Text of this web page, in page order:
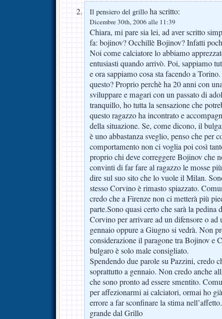
Il pensiero del grillo ha scritto:
Dicembre 30th, 2006 alle 11:39
Chiara, mi pare sia lei, ad aver scritto
fa: bojinov? Occhillè Bojinov? Infatti
Noi come calciatore lo abbiamo
entusiasti quando arrivò. Poi, sappiamo
e ora sappiamo cosa sta facendo a
questo? Proprio perchè ha 20 anni con
sviluppare e magari con un passato di
tranquillo, ho tutta la sensazione che
questo ragazzo ha incontrato e
della situazione. Se, come dicono, il
è uno abbastanza sveglio, penso che per
comportamento non ci voglia poi così
proprio chi deve correggere Bojinov che
convinti di far fare al ragazzo le mosse
dire sul suo sito che lo vuole il Milan.
stesso Corvino è rimasto spiazzato.
credo che a Firenze non ci metterà più
parte.Sono quasi certo che sarà la
Corvino per arrivare ad un difensore o ad
gennaio oppure a Giugno si vedrà. Non
considerazione il paragone tra Bojinov e
bulgaro è solo male consigliato.
Spendendo due parole su Pazzini, credo
soprattutto a gennaio. Non credo anche
che sono pronto ad essere smentito.
per affezionarmi ai calciatori, ormai ho
errore a far sconfinare la stima
grande dal Grillo